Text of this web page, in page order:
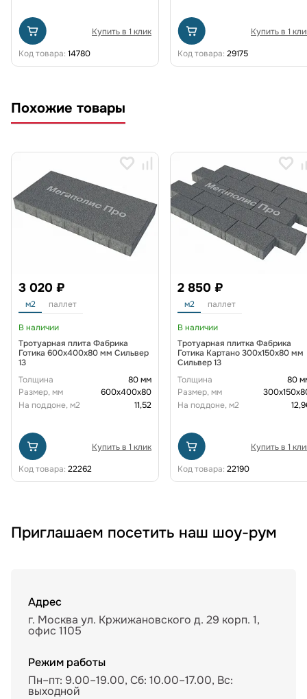
Купить в 1 клик
Код товара: 14780
Купить в 1
Код товара: 29175
Похожие товары
3 020 ₽
м2 паллет
В наличии
Тротуарная плита Фабрика
Готика 600х400х80 мм Сильвер
13
Толщина
80 мм
Размер, мм
600х400х80
На поддоне, м2
11,52
Купить в 1 клик
Код товара: 22262
2 850 ₽
м2 паллет
В наличии
Тротуарная плитка Фабрика
Готика Картано 300х150х80 мм
Сильвер 13
Толщина
80
Размер, мм
На поддоне, м2
Купить в 1
Код товара: 22190
Приглашаем посетить наш шоу-рум
Адрес
г. Москва ул. Кржижановского д. 29 корп. 1,
офис 1105
Режим работы
Пн–пт: 9.00–19.00, Сб: 10.00–17.00, Вс:
выходной